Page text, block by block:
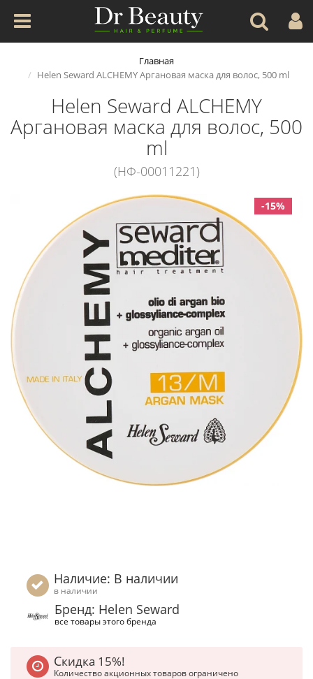
Главная
Helen Seward ALCHEMY Аргановая маска для волос, 500 ml
Helen Seward ALCHEMY
Аргановая маска для волос, 500
ml
(НФ-00011221)
-15%
Наличие: В наличии
в наличии
Бренд: Helen Seward
все товары этого бренда
Скидка 15%!
Количество акционных товаров ограничено